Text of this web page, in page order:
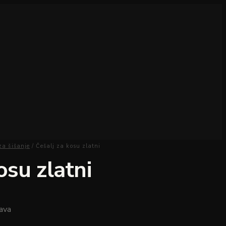
šišanje / Češalj za kosu zlatni
zlatni